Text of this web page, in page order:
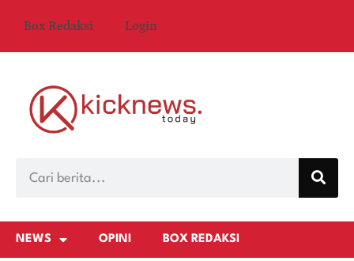
Box Redaksi Login
NEWS OPINI BOX REDAKSI